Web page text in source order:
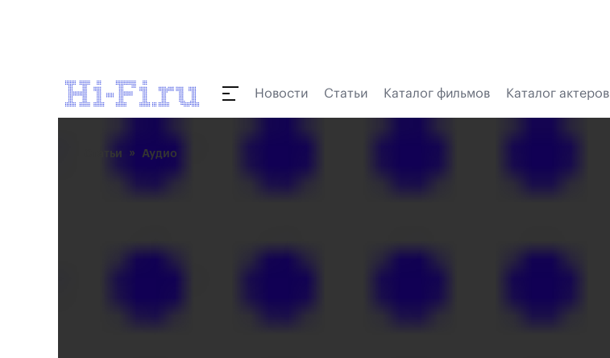
Новости Статьи Каталог фильмов Каталог актеров
Статьи Аудио